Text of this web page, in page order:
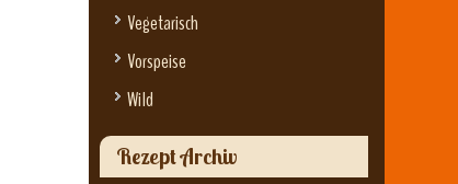
Vegetarisch
Vorspeise
Wild
Rezept Archiv